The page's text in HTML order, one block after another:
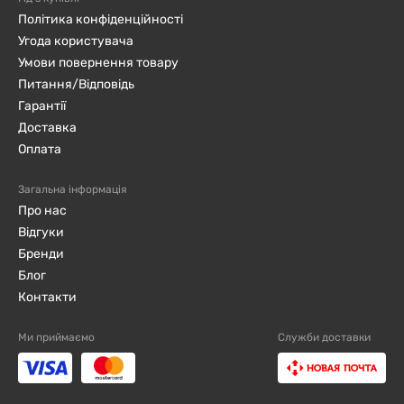
Політика конфіденційності
Угода користувача
Умови повернення товару
Питання/Відповідь
Гарантії
Доставка
Оплата
Загальна інформація
Про нас
Відгуки
Бренди
Блог
Контакти
Ми приймаємо Служби доставки